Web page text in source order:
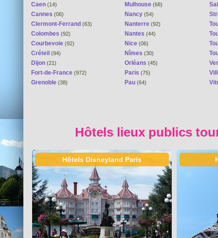
Caen (14)
Cannes (06)
Clermont-Ferrand (63)
Colombes (92)
Courbevoie (92)
Créteil (94)
Dijon (21)
Fort-de-France (972)
Grenoble (38)
Mulhouse (68)
Nancy (54)
Nanterre (92)
Nantes (44)
Nice (06)
Nîmes (30)
Orléans (45)
Paris (75)
Pau (64)
Hôtels lieux publics
Hôtels Disneyland Paris